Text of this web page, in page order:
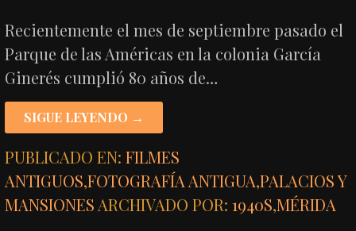
Recientemente el mes de septiembre pasado el
Parque de las Américas en la colonia García
Ginerés cumplió 80 años de…
SIGUE LEYENDO →
PUBLICADO EN:FILMES
ANTIGUOS,FOTOGRAFÍA ANTIGUA,PALACIOS Y
MANSIONES ARCHIVADO POR:1940S,MÉRIDA